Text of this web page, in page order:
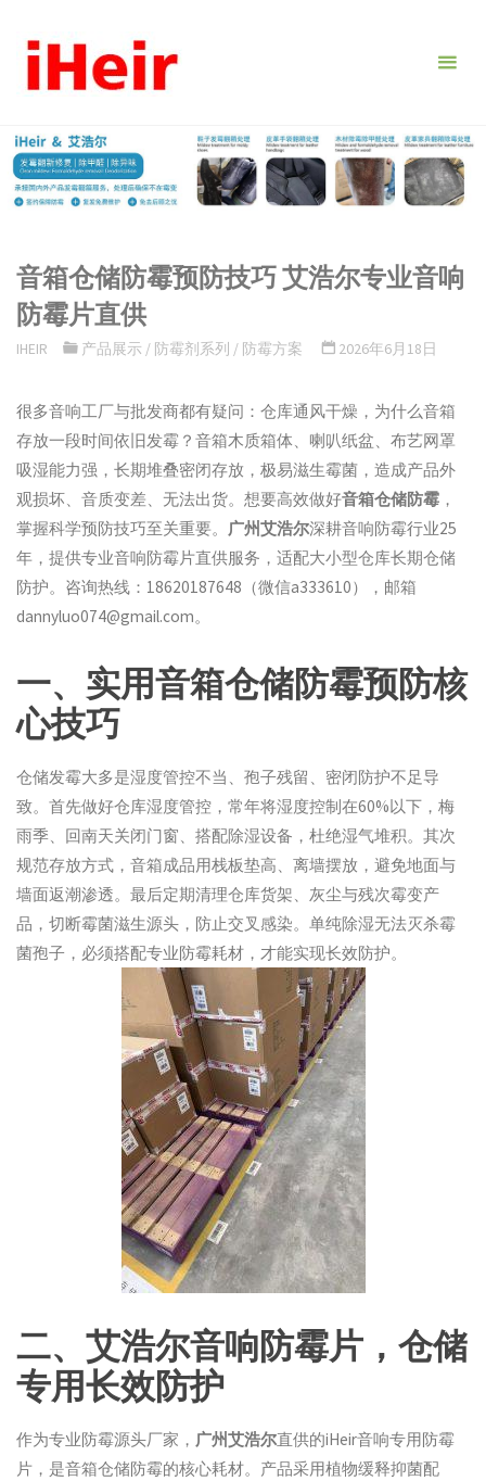
容。
音箱仓储防霉预防技巧 艾浩尔专业音响
防霉片直供
IHEIR 产品展示 / 防霉剂系列 / 防霉方案 2026年6月18日
很多音响工厂与批发商都有疑问：仓库通风干燥，为什么音箱
存放一段时间依旧发霉？音箱木质箱体、喇叭纸盆、布艺网罩
吸湿能力强，长期堆叠密闭存放，极易滋生霉菌，造成产品外
观损坏、音质变差、无法出货。想要高效做好音箱仓储防霉 ，
掌握科学预防技巧至关重要。 广州艾浩尔深耕音响防霉行业25
年，提供专业音响防霉片直供服务，适配大小型仓库长期仓储
防护。咨询热线：18620187648（微信a333610），邮箱
dannyluo074@gmail.com。
一、实用音箱仓储防霉预防核
心技巧
仓储发霉大多是湿度管控不当、孢子残留、密闭防护不足导
致。首先做好仓库湿度管控，常年将湿度控制在60%以下，梅
雨季、回南天关闭门窗、搭配除湿设备，杜绝湿气堆积。其次
规范存放方式，音箱成品用栈板垫高、离墙摆放，避免地面与
墙面返潮渗透。最后定期清理仓库货架、灰尘与残次霉变产
品，切断霉菌滋生源头，防止交叉感染。单纯除湿无法灭杀霉
菌孢子，必须搭配专业防霉耗材，才能实现长效防护。
二、艾浩尔音响防霉片，仓储
专用长效防护
作为专业防霉源头厂家， 广州艾浩尔直供的iHeir音响专用防霉
片，是音箱仓储防霉的核心耗材。产品采用植物缓释抑菌配